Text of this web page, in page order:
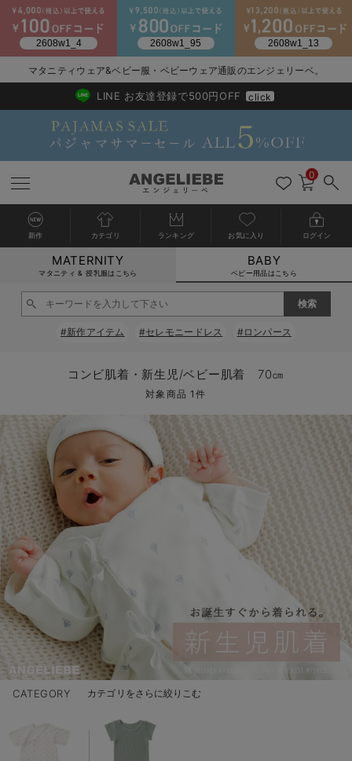
新生児服全て
ツーウェイオール・2WAYオール（新生児）
ベビー服全て
ロンパース・カバーオール
ベビー ブルマ
ベビー スカート
ベビートップス
ベビー アウター
ベビー セットアップ
スタイ・よだれかけ（新生児・ベビー）
ベビー帽子（新生児・乳児）
新生児スリーパー・ベビーパジャマ
シーズンアイテム全て
ベビー・新生児 寝具全て
ベビーベッド・布団 （ベビー・新生児）
ベビー 雑貨全て
ベビーチェア（ハイローチェア）・ベビーラック
ベビー 雑貨 小物
ベビー安全グッズ
ベビーおもちゃ
メモリアルグッズ
授乳・調乳・お食事
哺乳瓶
赤ちゃん 洗剤・洗濯用品・お掃除
赤ちゃん お風呂・ベビースキンケア
おむつ関連グッズ
お出かけグッズ全て
ベビー｜季節の特集全て
猛暑からベビーを守るひんやりグッズ
ベビーの動物なりきり特集
ベビー 夏のお役立ちグッズ特集
【素材別】ベビーロンパース特集
袴ロンパース特集
アウトレット全て
【アウトレット】ワンピース
【アウトレット】パジャマ
【アウトレット】インナー
【アウトレット】ベビー
特集全て
抗菌防臭加工
コットン素材
冷房対策
接触冷感素材
Tシャツブラ
ブラトップ
親子セット
快適機能ウェア特集 トップス
快適機能ウェア特集 ボトムス
快適機能ウェア特集 パジャマ
再入荷全て
再入荷｜インナー
戻る
送料無料アイテム全て
ワンピース
ベビー
戻る
ブラキャミ おまとめ
戻る
【37周年祭セール】
【37周年祭セール】
戻る
気温差別オススメア
【15℃】3月下旬～
戻る
動きやすく着回しで
戻る
強撚スムース(コスパ
戻る
マタニティウェア
【おまとめ割】パジ
戻る
こだわりの履き心地
カジュアル
戻る
ジャケット派
きれいめ美脚パンツ派
戻る
出産準備応援割全て
マタニティパジャマ
戻る
【オフィスカジュア
戻る
レギンスタイプ
戻る
【フォーマル】ワン
戻る
【ベビー】長袖
戻る
ハンカチ
戻る
快適ウェア10%OFF
快適ウェア10%OFF
戻る
春のマタニティワン
セットアップ・ レイ
ジャンパースカート/
ワーク・オフィス
あったかアイテム｜
戻る
Gift Selection 出産
〜3,000円（税込）
女の子におススメの
もらって嬉しいギフト
かわいくておもしろ
何枚あっても嬉しい
長く使えるアイテム
お部屋映えアイテム
戻る
冬の冷え対策インナ
薄くてあったか
レギンス・タイツ
裏起毛素材
戻る
入院準備の持ち物チ
入院してすぐ使うグ
戻る
冬のあったか特集全て
【冬のあったか特集
【冬のあったか特集
マタニティウェア&ベビー服・ベビーウェア通販のエンジェリーベ。
2026/NewArrival
送料495円(一部地域を除く) 7,700円以上で送料無料
LINE お友達登録で500円OFF click
0
新作 カテゴリ ランキング お気に入り ログイン
MATERNITY
マタニティ & 授乳服はこちら
BABY
ベビー用品はこちら
#新作アイテム #セレモニードレス #ロンパース
コンビ肌着・新生児/ベビー肌着 70㎝
対象商品 1件
CATEGORY カテゴリをさらに絞りこむ
カートに入れる
閉じる